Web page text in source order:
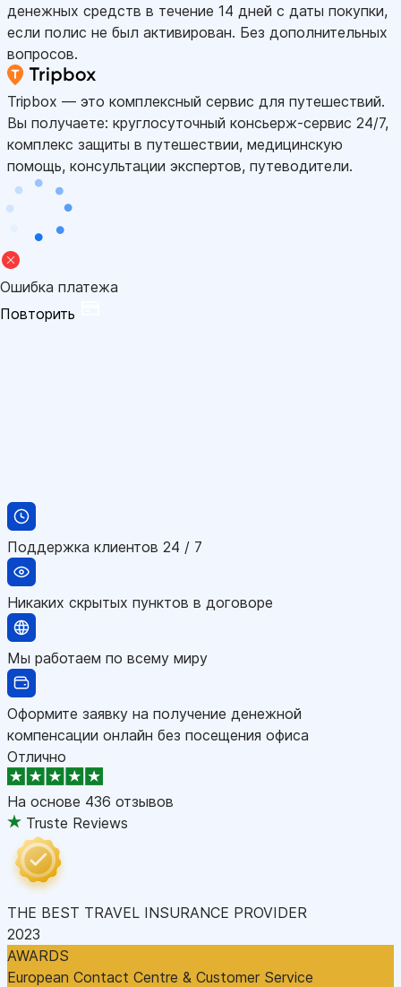
денежных средств в течение 14 дней с даты покупки,
если полис не был активирован. Без дополнительных
вопросов.
Tripbox — это комплексный сервис для путешествий.
Вы получаете: круглосуточный консьерж-сервис 24/7,
комплекс защиты в путешествии, медицинскую
помощь, консультации экспертов, путеводители.
Ошибка платежа
Повторить
Поддержка клиентов 24 / 7
Никаких скрытых пунктов в договоре
Мы работаем по всему миру
Оформите заявку на получение денежной
компенсации онлайн без посещения офиса
Отлично
На основе 436 отзывов
Truste Reviews
THE BEST TRAVEL INSURANCE PROVIDER
2023
AWARDS
European Contact Centre & Customer Service